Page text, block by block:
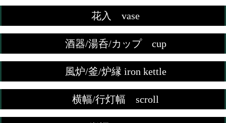
花入 vase
酒器/湯呑/カップ cup
風炉/釜/炉縁 iron kettle
横幅/行灯幅 scroll